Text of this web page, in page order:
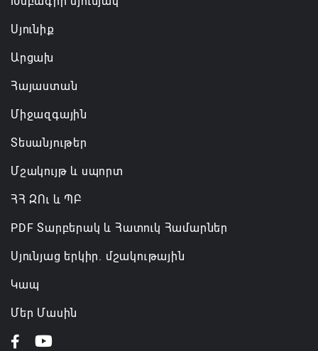
Սյունիք
Արցախ
Հայաստան
Միջազգային
Տեսանյութեր
Մշակույթ և սպորտ
ՀՀ ԶՈւ և ՊԲ
PDF Տարբերակ և Հատուկ Համարներ
Սյունյաց երկիր. մշակութային
Կապ
Մեր Մասին